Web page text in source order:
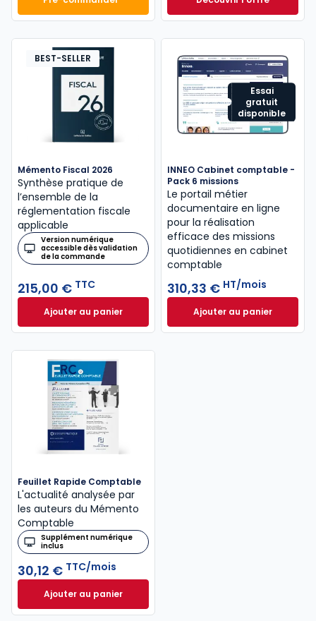
Mémento Comptable 2027 à 199,00 € TTCNavis Comptable
Dès
BEST-SELLER
Mémento Fiscal 2026
Synthèse pratique de
l’ensemble de la
réglementation fiscale
applicable
Version numérique
accessible dès validation
de la commande
215,00 € TTC
Ajouter au panierMémento Fiscal 2026 à 215,00 € TTC
Essai
gratuit
disponible
INNEO Cabinet comptable -
Pack 6 missions
Le portail métier
documentaire en ligne
pour la réalisation
efficace des missions
quotidiennes en cabinet
comptable
310,33 € HT/mois
Ajouter au panier
INNEO Cabinet
Feuillet Rapide Comptable
L'actualité analysée par
les auteurs du Mémento
Comptable
Supplément numérique
inclus
30,12 € TTC/mois
Ajouter au panierFeuillet Rapide Comptable à 30,12 €